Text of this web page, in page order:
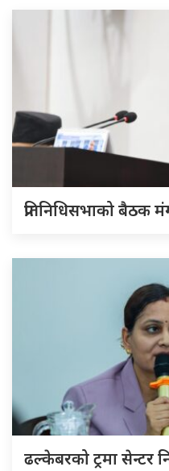
प्रतिनिधिसभाको बैठक
ढल्केबरको ट्रमा सेन्टर